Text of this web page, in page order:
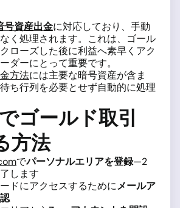
号資産出金に対応しており、手動
く処理されます。これは、ゴール
ローズした後に利益へ素早くアク
ダーにとって重要です。
方法には主要な暗号資産が含ま
ち行列を必要とせず自動的に処理
ゴールド取引
方法
でパーソナルエリアを登録—2
します
ドにアクセスするためにメールア